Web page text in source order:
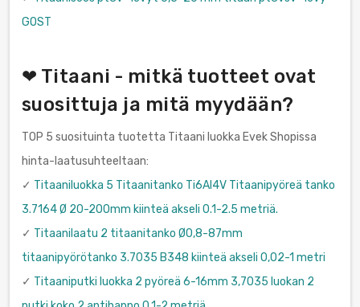
GOST
❤ Titaani - mitkä tuotteet ovat
suosittuja ja mitä myydään?
TOP 5 suosituinta tuotetta Titaani luokka Evek Shopissa
hinta-laatusuhteeltaan:
✓ Titaaniluokka 5 Titaanitanko Ti6Al4V Titaanipyöreä tanko
3.7164 Ø 20-200mm kiinteä akseli 0.1-2.5 metriä.
✓ Titaanilaatu 2 titaanitanko Ø0,8-87mm
titaanipyörötanko 3.7035 B348 kiinteä akseli 0,02-1 metri
✓ Titaaniputki luokka 2 pyöreä 6-16mm 3,7035 luokan 2